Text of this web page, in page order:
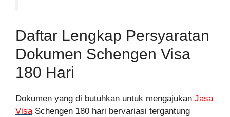
Daftar Lengkap Persyaratan
Dokumen Schengen Visa
180 Hari
Dokumen yang di butuhkan untuk mengajukan Jasa
VisaSchengen 180 hari bervariasi tergantung